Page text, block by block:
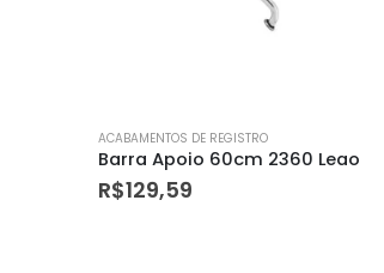
ACABAMENTOS DE REGISTRO
Barra Apoio 30cm 2330 Leao
R$101,90